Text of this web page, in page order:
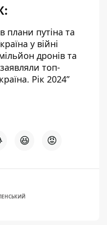
плани путіна та
у війні
дронів та
топ-
Рік 2024”
😆 😡